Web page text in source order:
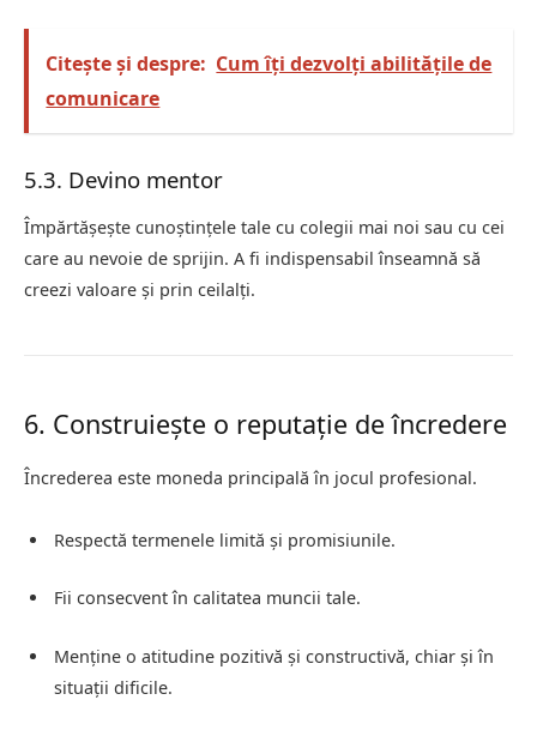
Citește și despre: Cum îți dezvolți abilitățile de
comunicare
5.3. Devino mentor
Împărtășește cunoștințele tale cu colegii mai noi sau cu cei
care au nevoie de sprijin. A fi indispensabil înseamnă să
creezi valoare și prin ceilalți.
6. Construiește o reputație de încredere
Încrederea este moneda principală în jocul profesional.
Respectă termenele limită și promisiunile.
Fii consecvent în calitatea muncii tale.
Menține o atitudine pozitivă și constructivă, chiar și în
situații dificile.